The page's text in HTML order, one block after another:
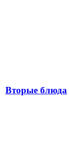
Вторые блюда